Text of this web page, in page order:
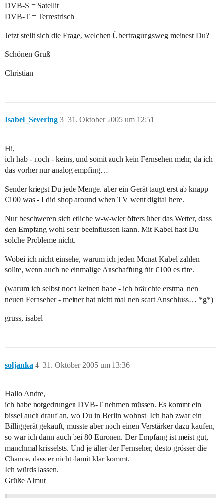
DVB-S = Satellit
DVB-T = Terrestrisch
Jetzt stellt sich die Frage, welchen Übertragungsweg meinest Du?
Schönen Gruß
Christian
Isabel_Severing 31. Oktober 2005 um 12:51
3
Hi,
ich hab - noch - keins, und somit auch kein Fernsehen mehr, da ich
das vorher nur analog empfing…
Sender kriegst Du jede Menge, aber ein Gerät taugt erst ab knapp
€100 was - I did shop around when TV went digital here.
Nur beschweren sich etliche w-w-wler öfters über das Wetter, dass
den Empfang wohl sehr beeinflussen kann. Mit Kabel hast Du
solche Probleme nicht.
Wobei ich nicht einsehe, warum ich jeden Monat Kabel zahlen
sollte, wenn auch ne einmalige Anschaffung für €100 es täte.
(warum ich selbst noch keinen habe - ich bräuchte erstmal nen
neuen Fernseher - meiner hat nicht mal nen scart Anschluss… *g*)
gruss, isabel
soljanka 31. Oktober 2005 um 13:36
4
Hallo Andre,
ich habe notgedrungen DVB-T nehmen müssen. Es kommt ein
bissel auch drauf an, wo Du in Berlin wohnst. Ich hab zwar ein
Billiggerät gekauft, musste aber noch einen Verstärker dazu kaufen,
so war ich dann auch bei 80 Euronen. Der Empfang ist meist gut,
manchmal krisselsts. Und je älter der Fernseher, desto grösser die
Chance, dass er nicht damit klar kommt.
Ich würds lassen.
Grüße Almut